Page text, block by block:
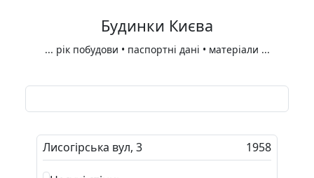
Будинки Києва
... рік побудови • паспортні дані • матеріали ...
Лисогірська вул, 3 1958